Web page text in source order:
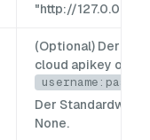
"http://
(Optional) Der zilliz
cloud apikey oder
Der Standardwert
None.